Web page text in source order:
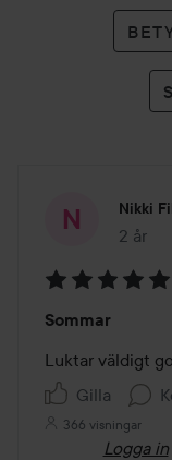
Nikki
2 år
5
av
5
Sommar
Luktar väldigt
Gilla
366 visningar
Logga in